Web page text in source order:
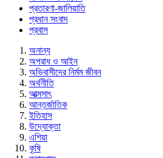
প্রতারণা-জালিয়াতি
প্রধান সংবাদ
প্রবাস
অনান্য
অপরাধ ও আইন
অভিবাসীদের নির্মম জীবন
অর্থনীতি
আত্মসাৎ
আন্তর্জাতিক
ইতিহাস
উদ্যোক্তা
এশিয়া
কৃষি